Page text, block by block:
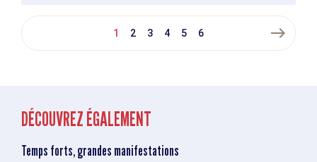
1 2 3 4 5 6 east
DÉCOUVREZ ÉGALEMENT
Temps forts, grandes manifestations